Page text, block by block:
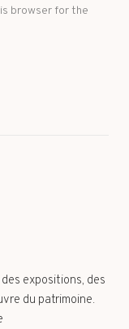
browser for the
expositions, des
du patrimoine.